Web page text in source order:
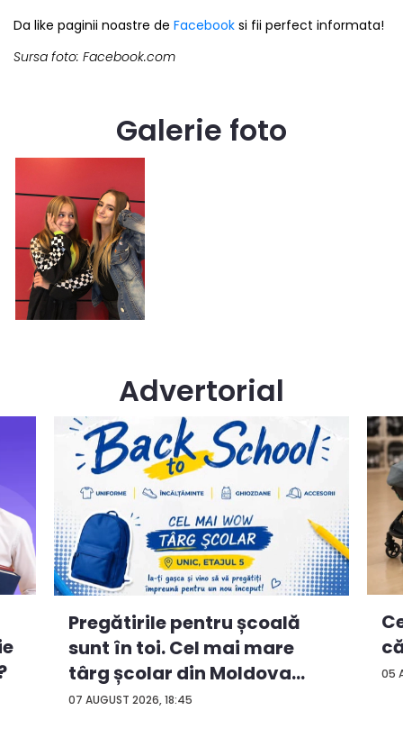
Da like paginii noastre de Facebook si fii perfect informata!
Sursa foto: Facebook.com
Galerie foto
Advertorial
07 AUGUST 2026, 18:45
Pregătirile pentru școală
sunt în toi. Cel mai mare
târg școlar din Moldova
con...
05